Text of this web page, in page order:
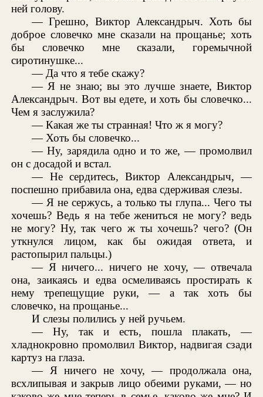
ней голову.
— Грешно, Виктор Александрыч. Хоть бы
доброе словечко мне сказали на прощанье; хоть
бы словечко мне сказали, горемычной
сиротинушке...
— Да что я тебе скажу?
— Я не знаю; вы это лучше знаете, Виктор
Александрыч. Вот вы едете, и хоть бы словечко...
Чем я заслужила?
— Какая же ты странная! Что ж я могу?
— Хоть бы словечко...
— Ну, зарядила одно и то же, — промолвил
он с досадой и встал.
— Не сердитесь, Виктор Александрыч, —
поспешно прибавила она, едва сдерживая слезы.
— Я не сержусь, а только ты глупа... Чего ты
хочешь? Ведь я на тебе жениться не могу? ведь
не могу? Ну, так чего ж ты хочешь? чего? (Он
уткнулся лицом, как бы ожидая ответа, и
растопырил пальцы.)
— Я ничего... ничего не хочу, — отвечала
она, заикаясь и едва осмеливаясь простирать к
нему трепещущие руки, — а так хоть бы
словечко, на прощанье...
И слезы полились у ней ручьем.
— Ну, так и есть, пошла плакать, —
хладнокровно промолвил Виктор, надвигая сзади
картуз на глаза.
— Я ничего не хочу, — продолжала она,
всхлипывая и закрыв лицо обеими руками, — но